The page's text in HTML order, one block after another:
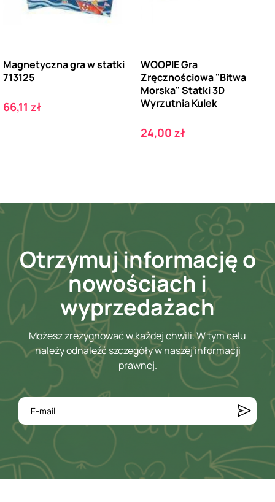
Magnetyczna gra w statki
713125
Cena
66,11 zł
WOOPIE Gra
Zręcznościowa "Bitwa
Morska" Statki 3D
Wyrzutnia Kulek
Cena
24,00 zł
Otrzymuj informację o
nowościach i
wyprzedażach
Możesz zrezygnować w każdej chwili. W tym celu
należy odnaleźć szczegóły w naszej informacji
prawnej.